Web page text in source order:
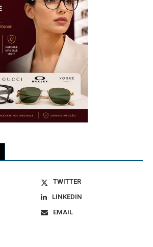
TWITTER
LINKEDIN
EMAIL